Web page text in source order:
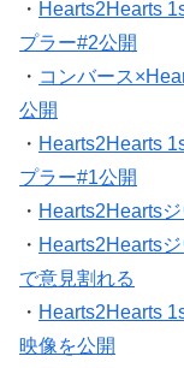
・ Hearts2Hearts
プラー#2公開
・ コンバース
公開
・ Hearts2Hearts
プラー#1公開
・ Hearts2Hearts
・ Hearts2Hearts
で意見割れる
・ Hearts2Hearts
映像を公開